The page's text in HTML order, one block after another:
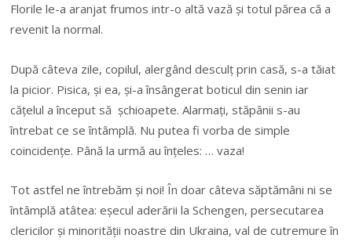
Florile le-a aranjat frumos intr-o altă vază şi totul părea că a
revenit la normal.
După câteva zile, copilul, alergând desculţ prin casă, s-a tăiat
la picior. Pisica, şi ea, şi-a însângerat boticul din senin iar
căţelul a început să şchioapete. Alarmaţi, stăpânii s-au
întrebat ce se întâmplă. Nu putea fi vorba de simple
coincidenţe. Până la urmă au înţeles: … vaza!
Tot astfel ne întrebăm şi noi! În doar câteva săptămâni ni se
întâmplă atâtea: eşecul aderării la Schengen, persecutarea
clericilor şi minorităţii noastre din Ukraina, val de cutremure în